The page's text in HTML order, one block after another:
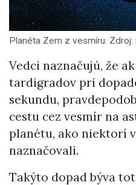
Planéta Zem z vesmíru.
Vedci naznačujú, že
tardigradov pri
sekundu,
cestu cez vesmír na
planétu, ako niektorí
naznačovali.
Takýto dopad býva